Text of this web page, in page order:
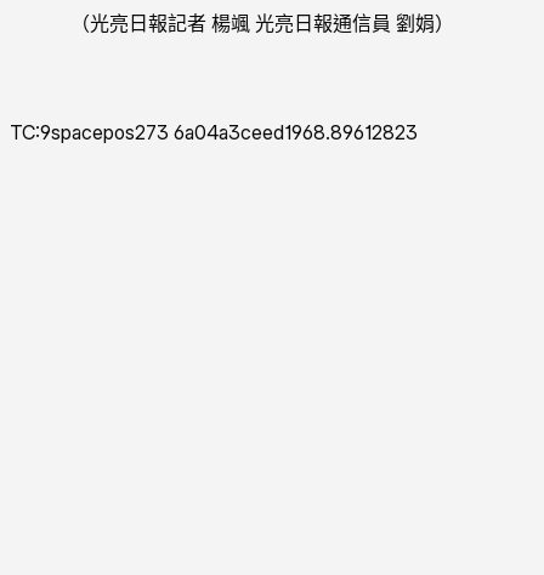
（光亮日報記者 楊颯 光亮日報通信員 劉娟）
TC:9spacepos273 6a04a3ceed1968.89612823